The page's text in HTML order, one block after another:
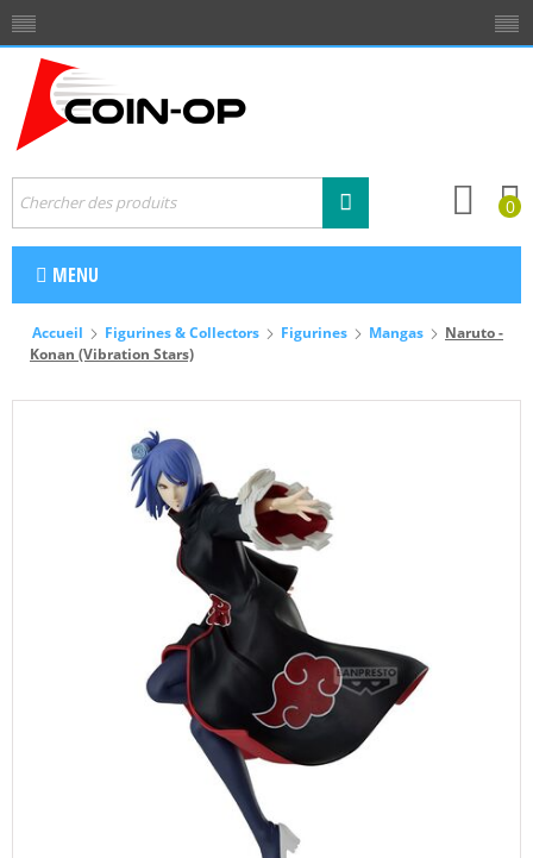
0
MENU
Accueil Figurines & Collectors Figurines Mangas
Naruto -
Konan (Vibration Stars)